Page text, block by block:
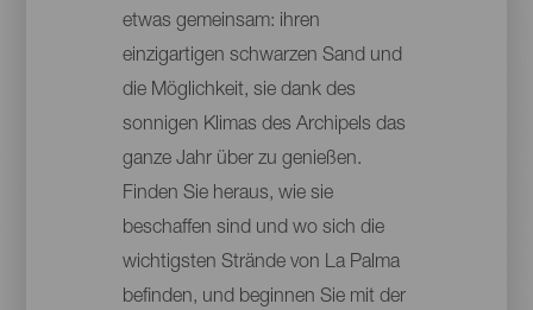
etwas gemeinsam: ihren
einzigartigen schwarzen Sand und
die Möglichkeit, sie dank des
sonnigen Klimas des Archipels das
ganze Jahr über zu genießen.
Finden Sie heraus, wie sie
beschaffen sind und wo sich die
wichtigsten Strände von La Palma
befinden, und beginnen Sie mit der